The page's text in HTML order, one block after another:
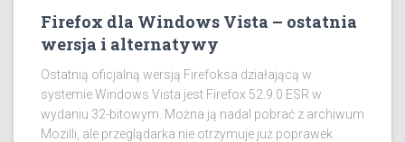
Firefox dla Windows Vista – ostatnia
wersja i alternatywy
Ostatnią oficjalną wersją Firefoksa działającą w
systemie Windows Vista jest Firefox 52.9.0 ESR w
wydaniu 32-bitowym. Można ją nadal pobrać z archiwum
Mozilli, ale przeglądarka nie otrzymuje już poprawek